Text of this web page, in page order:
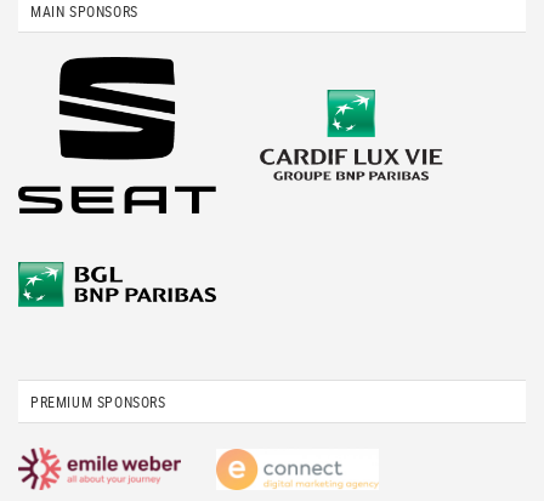
MAIN SPONSORS
PREMIUM SPONSORS